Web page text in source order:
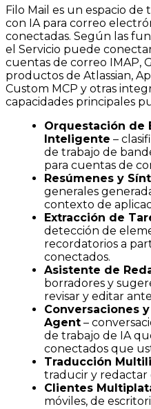
Filo Mail es un espacio
con IA para correo
conectadas. Según las
el Servicio puede
cuentas de correo IMAP,
productos de Atlassian,
Custom MCP y otras
capacidades principales
Orquestación de
Inteligente –
de trabajo de
para cuentas de
Resúmenes y
generales
contexto de
Extracción de
detección de
recordatorios a
conectados.
Asistente de
borradores y
revisar y editar
Conversaciones
Agent –
de trabajo de IA
conectados que
Traducción
traducir y redactar
Clientes
móviles, de